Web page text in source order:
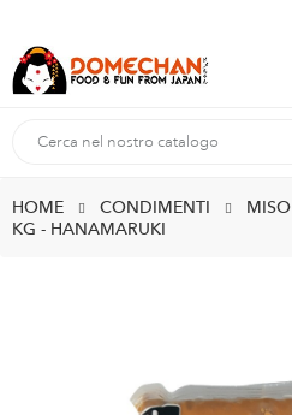
HOME CONDIMENTI MISO
KG - HANAMARUKI